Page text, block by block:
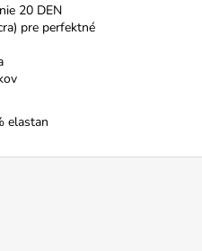
20 DEN
pre perfektné
elastan